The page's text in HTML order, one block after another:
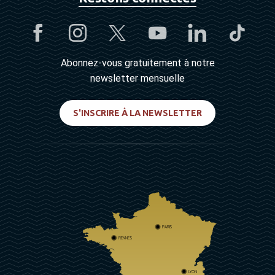
Abonnez-vous gratuitement à notre
newsletter mensuelle
S'INSCRIRE À LA NEWSLETTER
PARIS
RENNES
LYON